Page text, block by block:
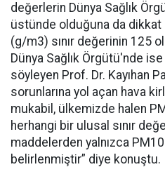
değerlerin Dünya Sağlık
üstünde olduğuna da dikkat
(g/m3) sınır değerinin 125
Dünya Sağlık Örgütü'nde
söyleyen Prof. Dr. Kayıhan
sorunlarına yol açan hava
mukabil, ülkemizde halen
herhangi bir ulusal sınır
maddelerden yalnızca
belirlenmiştir” diye konuştu.